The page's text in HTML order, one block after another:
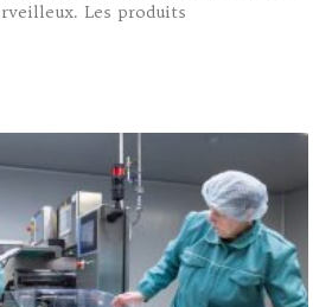
Les produits